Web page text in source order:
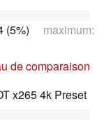
(5%) maximum:
de comparaison
x265 4k Preset